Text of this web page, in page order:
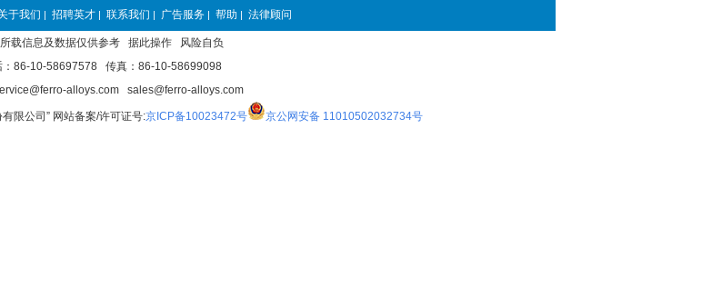
于我们 | 招聘英才 | 联系我们 | 广告服务 | 帮助 | 法律顾问
载信息及数据仅供参考 据此操作 风险自负
：86-10-58697578 传真：86-10-58699098
alloys.com sales@ferro-alloys.com
限公司” 网站备案/许可证号:京ICP备10023472号 京公网安备 11010502032734号